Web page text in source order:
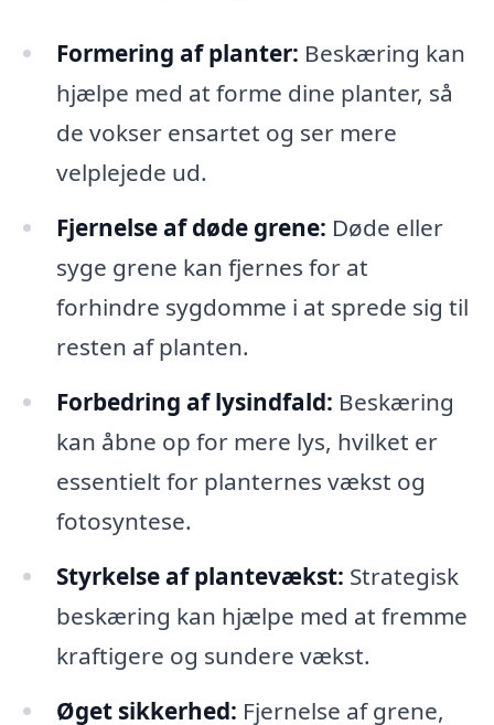
Formering af planter: Beskæring kan
hjælpe med at forme dine planter, så
de vokser ensartet og ser mere
velplejede ud.
Fjernelse af døde grene: Døde eller
syge grene kan fjernes for at
forhindre sygdomme i at sprede sig til
resten af planten.
Forbedring af lysindfald: Beskæring
kan åbne op for mere lys, hvilket er
essentielt for planternes vækst og
fotosyntese.
Styrkelse af plantevækst: Strategisk
beskæring kan hjælpe med at fremme
kraftigere og sundere vækst.
Øget sikkerhed: Fjernelse af grene,